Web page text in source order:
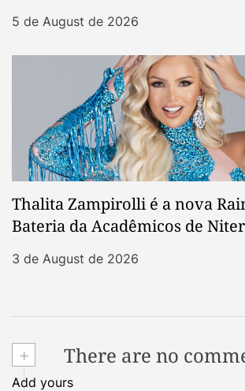
5 de August de 2026
Thalita Zampirolli é a nova
Bateria da Acadêmicos de
3 de August de 2026
+ There are no
Add yours